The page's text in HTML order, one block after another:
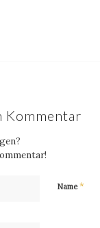
Kommentar
Name*